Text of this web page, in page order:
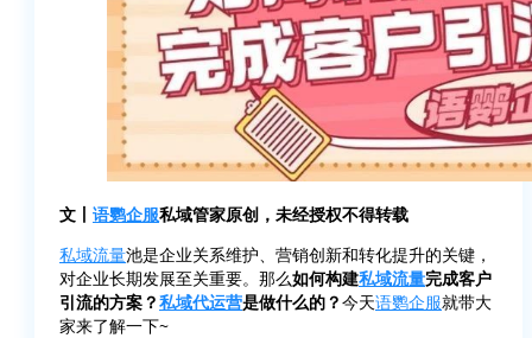
文丨 语鹦企服私域管家原创，未经授权不得转载
私域流量池是企业关系维护、营销创新和转化提升的关键，
对企业长期发展至关重要。那么如何构建私域流量完成客户
引流的方案？私域代运营是做什么的？今天语鹦企服就带大
家来了解一下~